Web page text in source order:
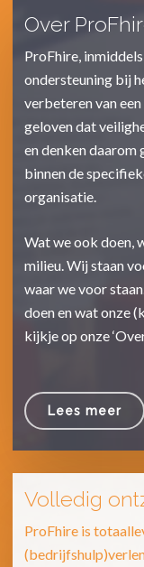
Over
ProFhire,
ondersteuning bij
verbeteren van
geloven dat
en denken daarom
binnen de
organisatie.
Wat we ook doen,
milieu. Wij staan
waar we voor
doen en wat onze
kijkje op onze
Lees meer
Volledig
ProFhire is